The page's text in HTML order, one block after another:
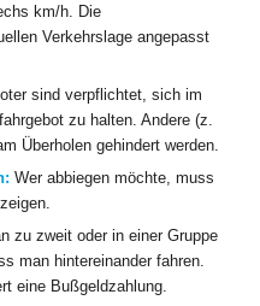
km/h. Die
Verkehrslage angepasst
sind verpflichtet, sich im
zu halten. Andere (z.
Überholen gehindert werden.
Wer abbiegen möchte, muss
zu zweit oder in einer Gruppe
man hintereinander fahren.
eine Bußgeldzahlung.